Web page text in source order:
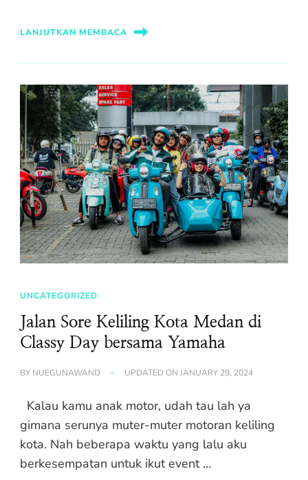
LANJUTKAN MEMBACA
UNCATEGORIZED
Jalan Sore Keliling Kota Medan di
Classy Day bersama Yamaha
BY NUEGUNAWAND UPDATED ON JANUARY 29, 2024
Kalau kamu anak motor, udah tau lah ya
gimana serunya muter-muter motoran keliling
kota. Nah beberapa waktu yang lalu aku
berkesempatan untuk ikut event …